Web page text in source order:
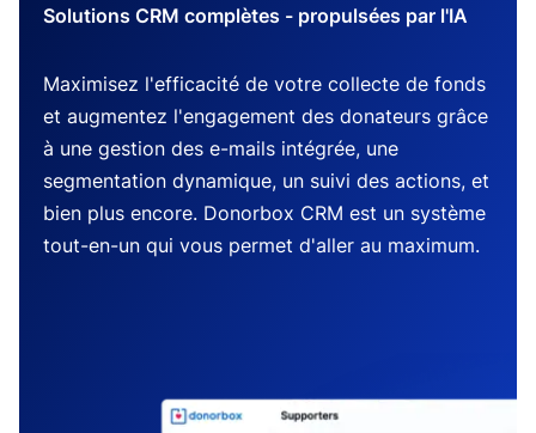
Solutions CRM complètes - propulsées par l'IA
Maximisez l'efficacité de votre collecte de fonds
et augmentez l'engagement des donateurs grâce
à une gestion des e-mails intégrée, une
segmentation dynamique, un suivi des actions, et
bien plus encore. Donorbox CRM est un système
tout-en-un qui vous permet d'aller au maximum.